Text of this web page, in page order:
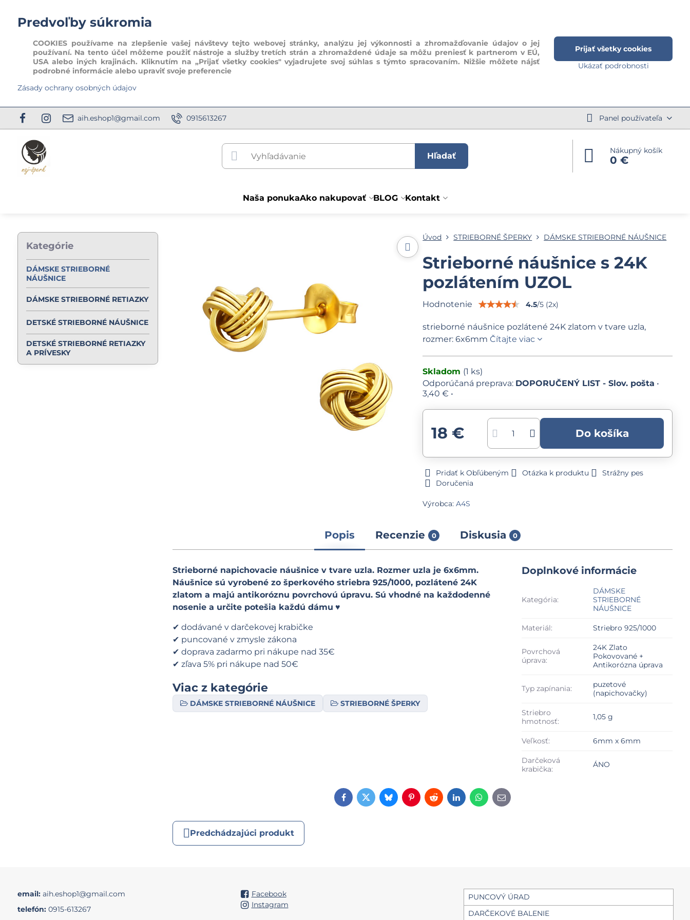
aih.eshop1@gmail.com 0915613267 Panel používateľa
Hľadať
Nákupný košík
0 €
Naša ponukaAko nakupovať BLOG Kontakt
Úvod STRIEBORNÉ ŠPERKY DÁMSKE STRIEBORNÉ NÁUŠNICE
Strieborné náušnice s 24K
pozlátením UZOL
Hodnotenie 4.5/5 (2x)
strieborné náušnice pozlátené 24K zlatom v tvare uzla,
rozmer: 6x6mmČítajte viac
Skladom (1 ks)
DOPORUČENÝ LIST - Slov. pošta •
3,40 € •
18 € Do košíka
Pridať k Obľúbeným Otázka k produktu
Strážny pes
Doručenia
Výrobca:A4S
Popis Recenzie 0 Diskusia 0
Strieborné napichovacie náušnice v tvare uzla. Rozmer uzla je 6x6mm.
Náušnice sú vyrobené zo šperkového striebra 925/1000, pozlátené 24K
zlatom a majú antikoróznu povrchovú úpravu. Sú vhodné na každodenné
nosenie a určite potešia každú dámu ♥
✔ dodávané v darčekovej krabičke
✔ puncované v zmysle zákona
✔ doprava zadarmo pri nákupe nad 35€
✔ zľava 5% pri nákupe nad 50€
Viac z kategórie
DÁMSKE STRIEBORNÉ NÁUŠNICE STRIEBORNÉ ŠPERKY
Doplnkové informácie
Kategória:
DÁMSKE
STRIEBORNÉ
NÁUŠNICE
Materiál: Striebro 925/1000
Povrchová
úprava:
24K Zlato
Pokovované +
Antikorózna úprava
Typ zapínania:
puzetové
(napichovačky)
Striebro
hmotnosť:
1,05 g
Veľkosť: 6mm x 6mm
Darčeková
krabička:
ÁNO
Facebook
TwitterBlueskyPinterest
RedditLinkedInWhatsApp
E-
mail
Predchádzajúci produkt
Kategórie
DÁMSKE STRIEBORNÉ
NÁUŠNICE
DÁMSKE STRIEBORNÉ RETIAZKY
DETSKÉ STRIEBORNÉ NÁUŠNICE
DETSKÉ STRIEBORNÉ RETIAZKY
A PRÍVESKY
email: aih.eshop1@gmail.com
telefón: 0915-613267
Facebook
Instagram
PUNCOVÝ ÚRAD
DARČEKOVÉ BALENIE
Predvoľby súkromia
COOKIES používame na zlepšenie vašej návštevy tejto webovej stránky, analýzu jej výkonnosti a zhromažďovanie údajov o jej
používaní. Na tento účel môžeme použiť nástroje a služby tretích strán a zhromaždené údaje sa môžu preniesť k partnerom v EÚ,
USA alebo iných krajinách. Kliknutím na „Prijať všetky cookies" vyjadrujete svoj súhlas s týmto spracovaním. Nižšie môžete nájsť
podrobné informácie alebo upraviť svoje preferencie
Zásady ochrany osobných údajov
Ukázať podrobnosti
Prijať všetky cookies